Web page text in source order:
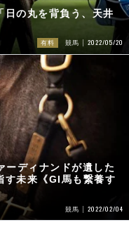
日の丸を背負う、天井
有料 競馬 2022/05/20
ーディナンドが遺した
す未来《GI馬も繋養す
競馬 2022/02/04